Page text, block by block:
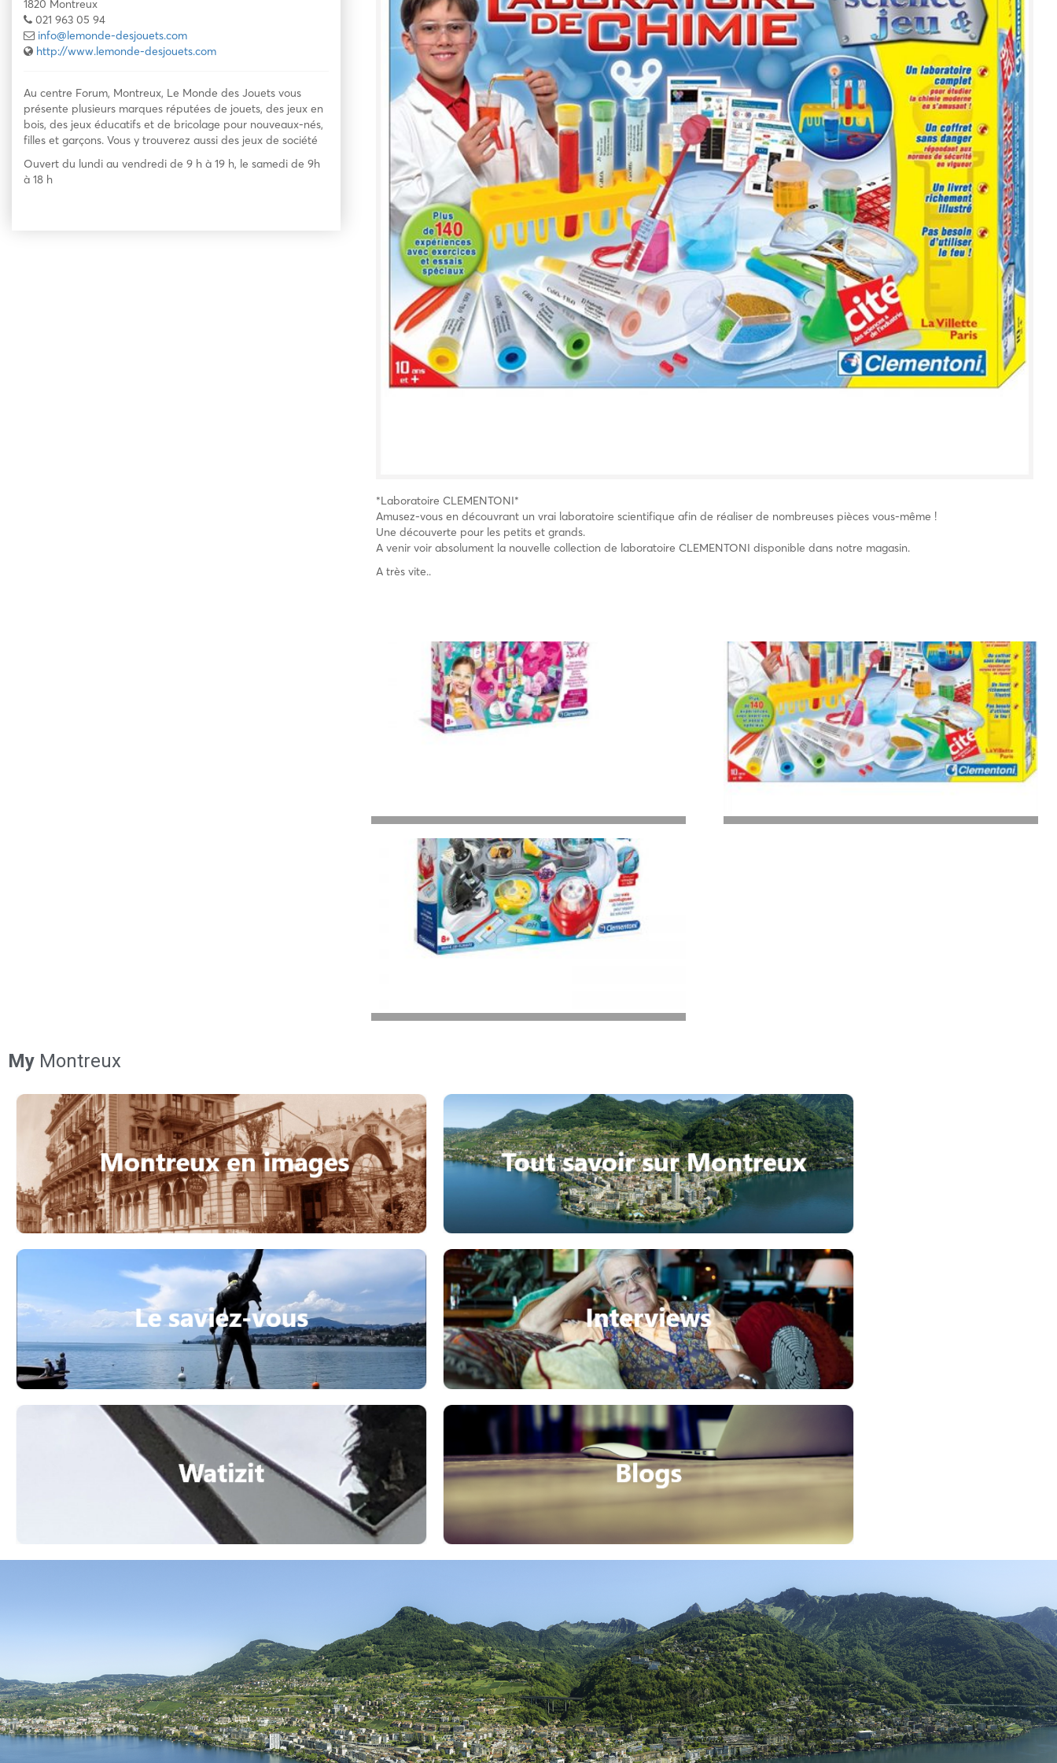
1820 Montreux
021 963 05 94
info@lemonde-desjouets.com
http://www.lemonde-desjouets.com
Au centre Forum, Montreux, Le Monde des Jouets vous
présente plusieurs marques réputées de jouets, des jeux en
bois, des jeux éducatifs et de bricolage pour nouveaux-nés,
filles et garçons. Vous y trouverez aussi des jeux de société
Ouvert du lundi au vendredi de 9 h à 19 h, le samedi de 9h
à 18 h
*Laboratoire CLEMENTONI*
Amusez-vous en découvrant un vrai laboratoire scientifique afin de réaliser de nombreuses pièces vous-même !
Une découverte pour les petits et grands.
A venir voir absolument la nouvelle collection de laboratoire CLEMENTONI disponible dans notre magasin.
A très vite..
My Montreux